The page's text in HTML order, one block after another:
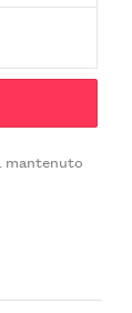
mantenuto